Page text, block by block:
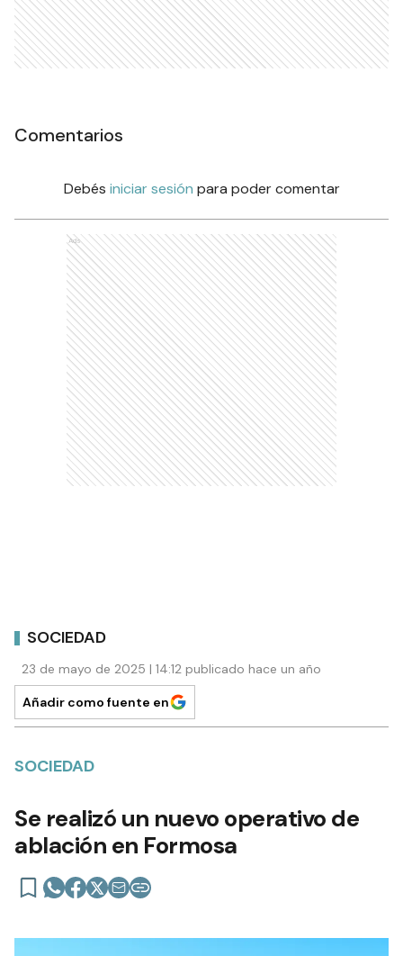
Comentarios
Debés iniciar sesión para poder comentar
Ads
SOCIEDAD
23 de mayo de 2025 | 14:12 publicado hace un año
Añadir como fuente en
SOCIEDAD
Se realizó un nuevo operativo de
ablación en Formosa